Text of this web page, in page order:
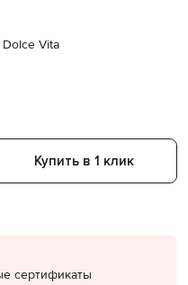
Vita
Купить в 1 клик
сертификаты